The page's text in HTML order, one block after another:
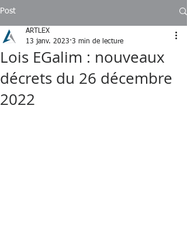
Post
Lois EGalim : nouveaux
décrets du 26 décembre
2022
ARTLEX
13 janv. 2023 3 min de lecture